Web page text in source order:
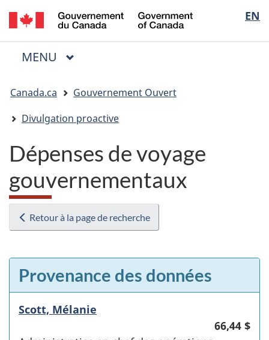
Passer
au
contenu
Passer
à
« Au
Passer
à
la
EN
of
Menu
MENU PRINCIPAL
êtes
ici
Canada.ca
Gouvernement Ouvert
Divulgation proactive
Dépenses de voyage
gouvernementaux
Retour à la page de recherche
Provenance des données
Scott, Mélanie
66,44 $